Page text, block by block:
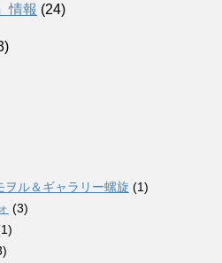
情報 (24)
ル＆ギャラリー螺旋 (1)
(3)